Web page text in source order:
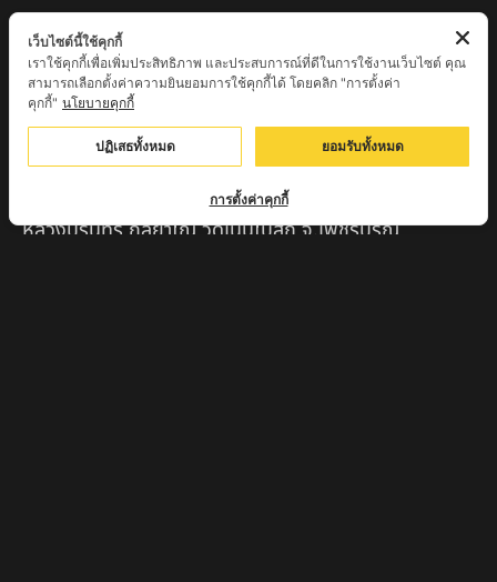
หลวงปู่หนู นรินโท วัดวังท่าดี จ.เพชรบูรณ์
ครูบาทอง วัดก้อท่า จ.ลำพูน
ครูบาตุ๊เจ้าปู่หว่าหลิ่ง วิระทะโย วัดเวฬุวัน อ.เชียงดาว
จ.เชียงใหม่
ครูบาศรี สุจิตโต บ้านสบก๋ง จ.ลำปาง
หลวงปู่รินทร์ กลฺยาโณ วัดเนินโบสถ์ จ.เพชรบูรณ์
เว็บไซต์นี้ใช้คุกกี้
เราใช้คุกกี้เพื่อเพิ่มประสิทธิภาพ และประสบการณ์ที่ดีในการใช้งานเว็บไซต์ คุณ
สามารถเลือกตั้งค่าความยินยอมการใช้คุกกี้ได้ โดยคลิก "การตั้งค่า
คุกกี้" นโยบายคุกกี้
ปฏิเสธทั้งหมด ยอมรับทั้งหมด
การตั้งค่าคุกกี้